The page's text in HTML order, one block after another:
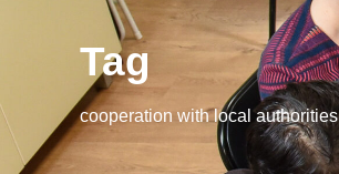
Tag
cooperation with local authorities